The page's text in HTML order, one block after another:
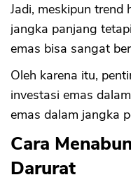
Jadi, meskipun trend
jangka panjang
emas bisa sangat
Oleh karena itu,
investasi emas
emas dalam jangka
Cara
Darurat